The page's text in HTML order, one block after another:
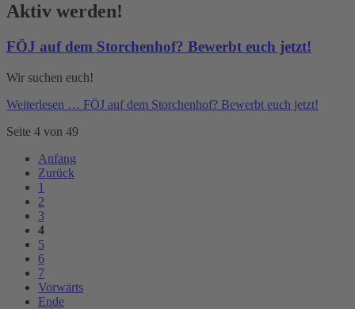
Aktiv werden!
FÖJ auf dem Storchenhof? Bewerbt euch jetzt!
Wir suchen euch!
Weiterlesen … FÖJ auf dem Storchenhof? Bewerbt euch jetzt!
Seite 4 von 49
Anfang
Zurück
1
2
3
4
5
6
7
Vorwärts
Ende